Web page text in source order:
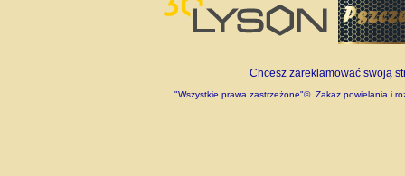
Chcesz zareklamować swoją
"Wszystkie prawa zastrzeżone"©. Zakaz powielania i